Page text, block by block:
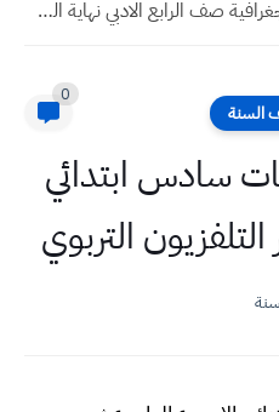
أسئلة جغرافية صف الرابع الادبي نهاية السنة 2026 | مع...
السنة
0
سادس ابتدائي
التربوي